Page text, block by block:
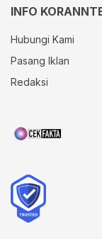
INFO
Hubungi Kami
Pasang Iklan
Redaksi